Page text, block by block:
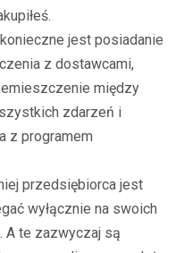
jest posiadanie
z dostawcami,
między
zdarzeń i
z programem
przedsiębiorca jest
wyłącznie na swoich
A te zazwyczaj są